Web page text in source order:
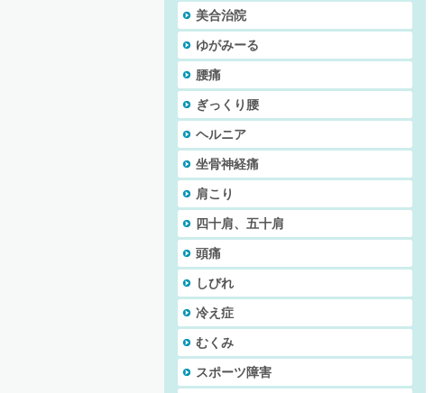
美合治院
ゆがみーる
腰痛
ぎっくり腰
ヘルニア
坐骨神経痛
肩こり
四十肩、五十肩
頭痛
しびれ
冷え症
むくみ
スポーツ障害